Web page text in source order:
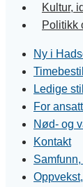
Kultur,
Politikk
Ny i
Ledige
For
Nød- og
Kontakt